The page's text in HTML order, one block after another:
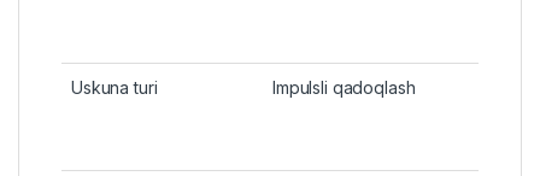
Uskuna turi Impulsli qadoqlash